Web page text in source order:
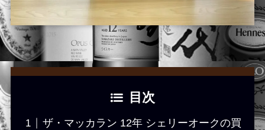
目次
ザ・マッカラン 12年 シェリーオークの買